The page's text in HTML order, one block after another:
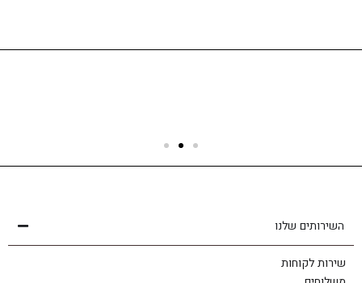
שירות לקוחות
השירותים שלנו
שירות לקוחות